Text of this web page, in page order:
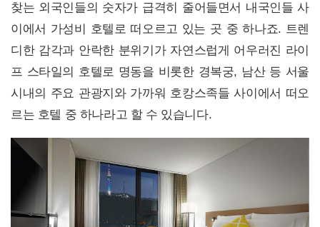
찾는 외국인들의 숫자가 급격히 줄어들면서 내국인들 사
이에서 가성비 호텔로 떠오르고 있는 곳 중 하나죠. 트렌
디한 감각과 안락한 분위기가 자연스럽게 어우러진 라이
프 스타일의 호텔로 명동을 비롯한 경복궁, 남산 등 서울
시내의 주요 관광지와 가까워 호캉스족들 사이에서 떠오
르는 호텔 중 하나라고 할 수 있습니다.